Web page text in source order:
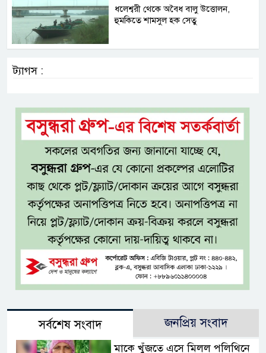
ধলেশ্বরী থেকে অবৈধ বালু উত্তোলন,
হুমকিতে শামসুল হক সেতু
ট্যাগস :
সর্বশেষ সংবাদ জনপ্রিয় সংবাদ
মাকে খুঁজতে এসে মিলল পলিথিনে